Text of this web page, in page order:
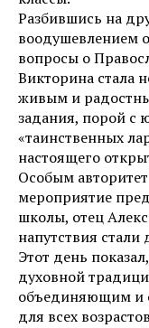
Разбившись на
воодушевлением
вопросы о
Викторина стала
живым и
задания, порой с
«таинственных
настоящего
Особым
мероприятие
школы, отец
напутствия
Этот день
духовной
объединяющим и
для всех